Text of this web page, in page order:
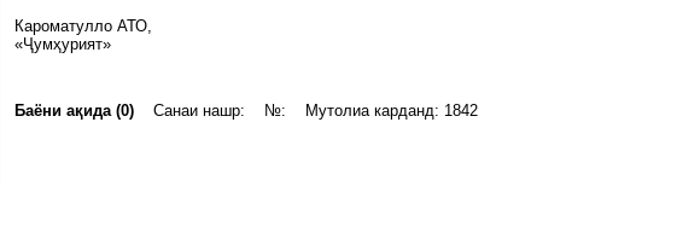
Кароматулло АТО,
«Ҷумҳурият»
Баёни ақида (0) Санаи нашр: №: Мутолиа карданд: 1842